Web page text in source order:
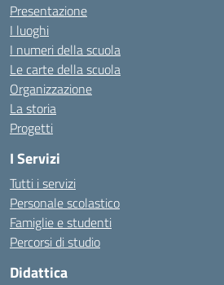
Presentazione
I luoghi
I numeri della scuola
Le carte della scuola
Organizzazione
La storia
Progetti
I Servizi
Tutti i servizi
Personale scolastico
Famiglie e studenti
Percorsi di studio
Didattica